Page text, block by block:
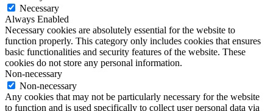
Necessary
Always Enabled
Necessary cookies are absolutely essential for the website to
function properly. This category only includes cookies that ensures
basic functionalities and security features of the website. These
cookies do not store any personal information.
Non-necessary
Non-necessary
Any cookies that may not be particularly necessary for the website
to function and is used specifically to collect user personal data via